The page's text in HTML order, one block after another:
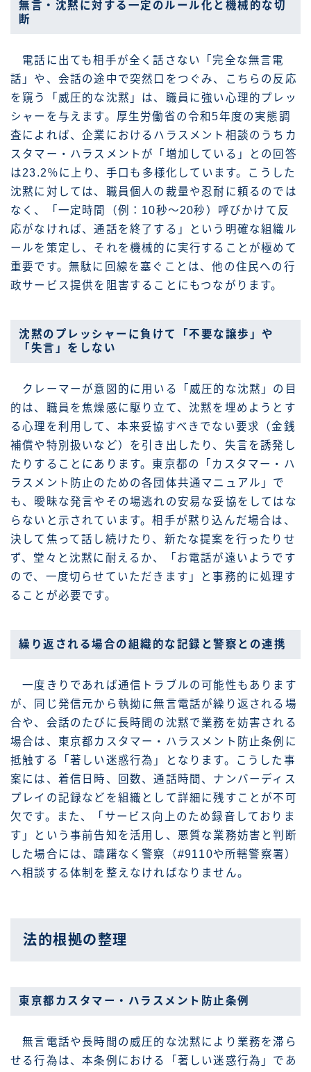
無言・沈黙に対する一定のルール化と機械的な切
断
電話に出ても相手が全く話さない「完全な無言電
話」や、会話の途中で突然口をつぐみ、こちらの反応
を窺う「威圧的な沈黙」は、職員に強い心理的プレッ
シャーを与えます。厚生労働省の令和5年度の実態調
査によれば、企業におけるハラスメント相談のうちカ
スタマー・ハラスメントが「増加している」との回答
は23.2％に上り、手口も多様化しています。こうした
沈黙に対しては、職員個人の裁量や忍耐に頼るのでは
なく、「一定時間（例：10秒〜20秒）呼びかけて反
応がなければ、通話を終了する」という明確な組織ル
ールを策定し、それを機械的に実行することが極めて
重要です。無駄に回線を塞ぐことは、他の住民への行
政サービス提供を阻害することにもつながります。
沈黙のプレッシャーに負けて「不要な譲歩」や
「失言」をしない
クレーマーが意図的に用いる「威圧的な沈黙」の目
的は、職員を焦燥感に駆り立て、沈黙を埋めようとす
る心理を利用して、本来妥協すべきでない要求（金銭
補償や特別扱いなど）を引き出したり、失言を誘発し
たりすることにあります。東京都の「カスタマー・ハ
ラスメント防止のための各団体共通マニュアル」で
も、曖昧な発言やその場逃れの安易な妥協をしてはな
らないと示されています。相手が黙り込んだ場合は、
決して焦って話し続けたり、新たな提案を行ったりせ
ず、堂々と沈黙に耐えるか、「お電話が遠いようです
ので、一度切らせていただきます」と事務的に処理す
ることが必要です。
繰り返される場合の組織的な記録と警察との連携
一度きりであれば通信トラブルの可能性もあります
が、同じ発信元から執拗に無言電話が繰り返される場
合や、会話のたびに長時間の沈黙で業務を妨害される
場合は、東京都カスタマー・ハラスメント防止条例に
抵触する「著しい迷惑行為」となります。こうした事
案には、着信日時、回数、通話時間、ナンバーディス
プレイの記録などを組織として詳細に残すことが不可
欠です。また、「サービス向上のため録音しておりま
す」という事前告知を活用し、悪質な業務妨害と判断
した場合には、躊躇なく警察（#9110や所轄警察署）
へ相談する体制を整えなければなりません。
法的根拠の整理
東京都カスタマー・ハラスメント防止条例
無言電話や長時間の威圧的な沈黙により業務を滞ら
せる行為は、本条例における「著しい迷惑行為」であ